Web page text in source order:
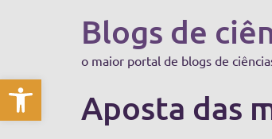
Abrir a barra de
Blogs de
o maior portal de blogs de
Aposta das